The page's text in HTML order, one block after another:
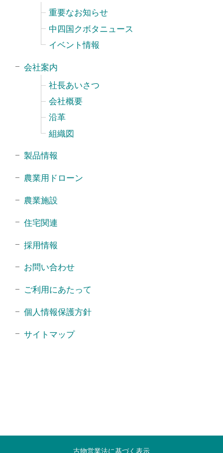
重要なお知らせ
中四国クボタニュース
イベント情報
会社案内
社長あいさつ
会社概要
沿革
組織図
製品情報
農業用ドローン
農業施設
住宅関連
採用情報
お問い合わせ
ご利用にあたって
個人情報保護方針
サイトマップ
古物営業法に基づく表示